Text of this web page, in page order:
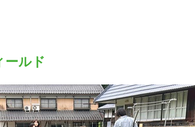
ールド